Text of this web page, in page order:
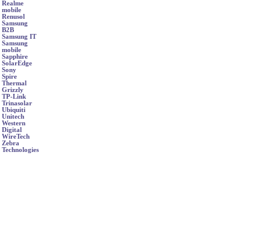
Realme
mobile
Renusol
Samsung
B2B
Samsung IT
Samsung
mobile
Sapphire
SolarEdge
Sony
Spire
Thermal
Grizzly
TP-Link
Trinasolar
Ubiquiti
Unitech
Western
Digital
WireTech
Zebra
Technologies